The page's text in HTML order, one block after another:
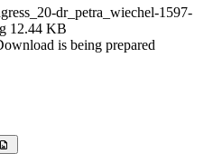
dr_petra_wiechel-1597-
12.44 KB
is being prepared